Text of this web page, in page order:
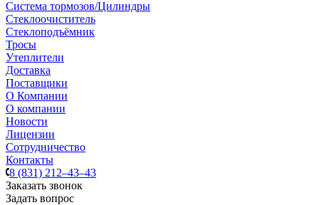
Система тормозов/Цилиндры
Стеклоочиститель
Стеклоподъёмник
Тросы
Утеплители
Доставка
Поставщики
О Компании
О компании
Новости
Лицензии
Сотрудничество
Контакты
8 (831) 212–43–43
Заказать звонок
Задать вопрос